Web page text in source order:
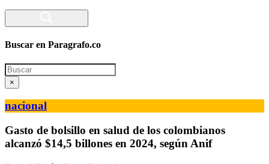
Buscar en Paragrafo.co
Search
×
nacional
Gasto de bolsillo en salud de los colombianos
alcanzó $14,5 billones en 2024, según Anif